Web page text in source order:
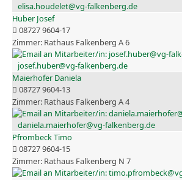
elisa.houdelet@vg-falkenberg.de
Huber Josef
08727 9604-17
Rathaus Falkenberg A 6
josef.huber@vg-falkenberg.de
Maierhofer Daniela
08727 9604-13
Rathaus Falkenberg A 4
daniela.maierhofer@vg-falkenberg.de
Pfrombeck Timo
08727 9604-15
Rathaus Falkenberg N 7